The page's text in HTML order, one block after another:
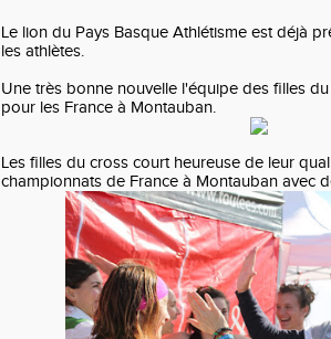
Le lion du Pays Basque Athlétisme est déjà
les athlètes.
Une très bonne nouvelle l'équipe des filles
pour les France à Montauban.
Les filles du cross court heureuse de leur
championnats de France à Montauban avec